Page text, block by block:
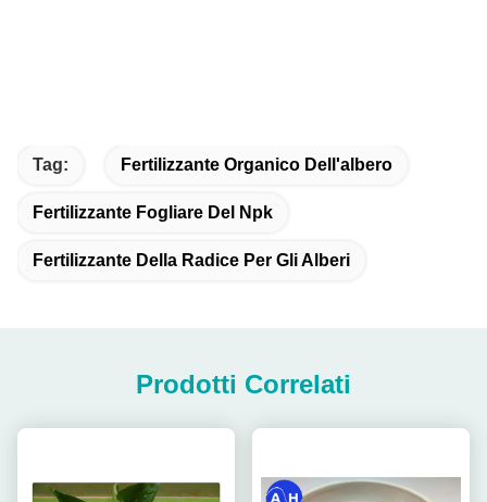
Tag: Fertilizzante Organico Dell'albero
Fertilizzante Fogliare Del Npk
Fertilizzante Della Radice Per Gli Alberi
Prodotti Correlati